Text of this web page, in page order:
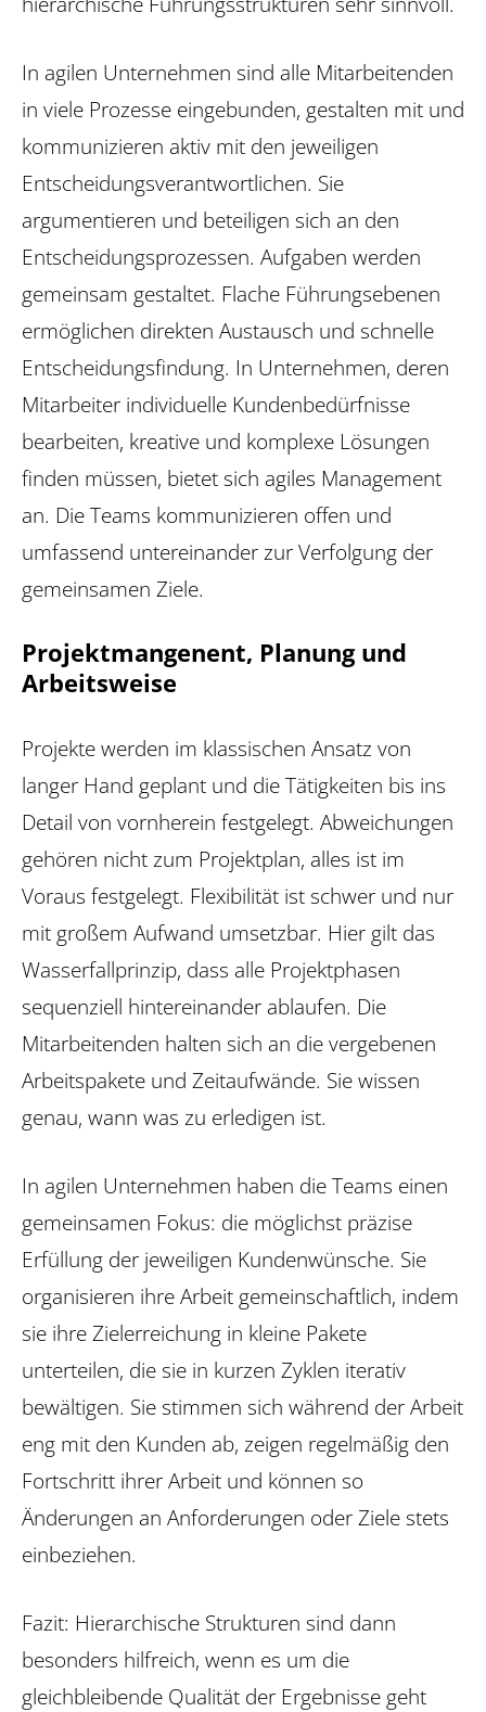
In agilen Unternehmen sind alle Mitarbeitenden
in viele Prozesse eingebunden, gestalten mit und
kommunizieren aktiv mit den jeweiligen
Entscheidungsverantwortlichen. Sie
argumentieren und beteiligen sich an den
Entscheidungsprozessen. Aufgaben werden
gemeinsam gestaltet. Flache Führungsebenen
ermöglichen direkten Austausch und schnelle
Entscheidungsfindung. In Unternehmen, deren
Mitarbeiter individuelle Kundenbedürfnisse
bearbeiten, kreative und komplexe Lösungen
finden müssen, bietet sich agiles Management
an. Die Teams kommunizieren offen und
umfassend untereinander zur Verfolgung der
gemeinsamen Ziele.
Projektmangenent, Planung und
Arbeitsweise
Projekte werden im klassischen Ansatz von
langer Hand geplant und die Tätigkeiten bis ins
Detail von vornherein festgelegt. Abweichungen
gehören nicht zum Projektplan, alles ist im
Voraus festgelegt. Flexibilität ist schwer und nur
mit großem Aufwand umsetzbar. Hier gilt das
Wasserfallprinzip, dass alle Projektphasen
sequenziell hintereinander ablaufen. Die
Mitarbeitenden halten sich an die vergebenen
Arbeitspakete und Zeitaufwände. Sie wissen
genau, wann was zu erledigen ist.
In agilen Unternehmen haben die ­Teams einen
gemeinsamen Fokus: die möglichst präzise
Erfüllung der jeweiligen Kundenwünsche. Sie
organisieren ihre Arbeit gemeinschaftlich, indem
sie ihre Ziel­erreichung in kleine Pakete
unterteilen, die sie in kurzen Zyklen iterativ
bewältigen. Sie stimmen sich während der Arbeit
eng mit den Kunden ab, zeigen regelmäßig den
Fortschritt ihrer Arbeit und können so
Änderungen an Anforderungen oder Ziele stets
einbeziehen.
Fazit: Hierarchische Strukturen sind dann
besonders hilfreich, wenn es um die
gleichbleibende Qualität der Ergebnisse geht